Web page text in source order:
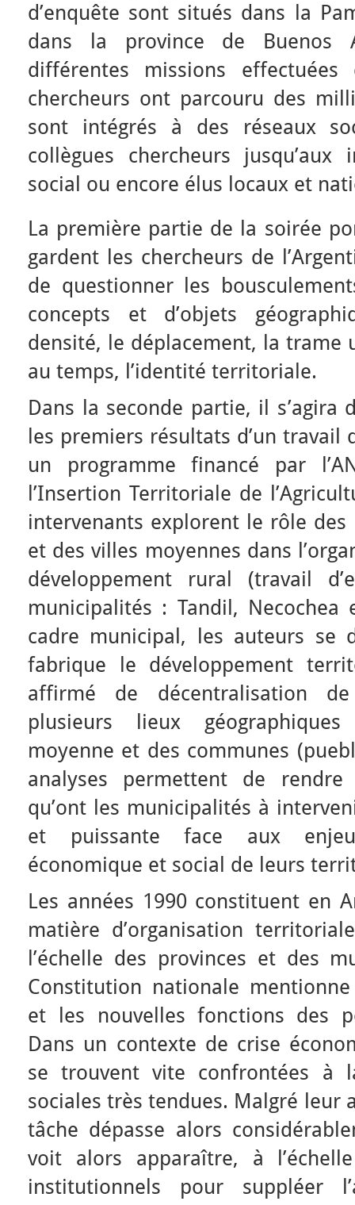
d’enquête sont situés dans la
dans la province de Buenos
différentes missions
chercheurs ont parcouru des
sont intégrés à des réseaux
collègues chercheurs
social ou encore élus locaux et
La première partie de la soirée
gardent les chercheurs de
de questionner les
concepts et d’objets
densité, le déplacement, la trame
au temps, l’identité territoriale.
Dans la seconde partie, il s’agira
les premiers résultats d’un travail
un programme financé par
l’Insertion Territoriale de
intervenants explorent le rôle
et des villes moyennes dans
développement rural (travail
municipalités : Tandil,
cadre municipal, les auteurs se
fabrique le développement
affirmé de décentralisation
plusieurs lieux
moyenne et des communes
analyses permettent de
qu’ont les municipalités à
et puissante face aux
économique et social de leurs
Les années 1990 constituent en
matière d’organisation
l’échelle des provinces et des
Constitution nationale
et les nouvelles fonctions des
Dans un contexte de crise
se trouvent vite confrontées à
sociales très tendues. Malgré leur
tâche dépasse alors
voit alors apparaître, à
institutionnels pour suppléer